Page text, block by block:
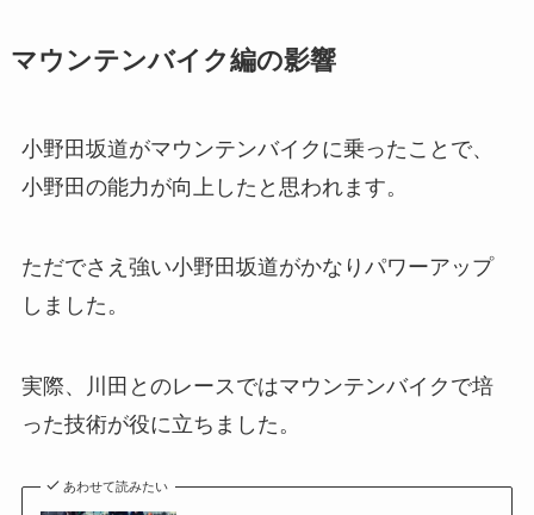
マウンテンバイク編の影響
小野田坂道がマウンテンバイクに乗ったことで、
小野田の能力が向上したと思われます。
ただでさえ強い小野田坂道がかなりパワーアップ
しました。
実際、川田とのレースではマウンテンバイクで培
った技術が役に立ちました。
あわせて読みたい